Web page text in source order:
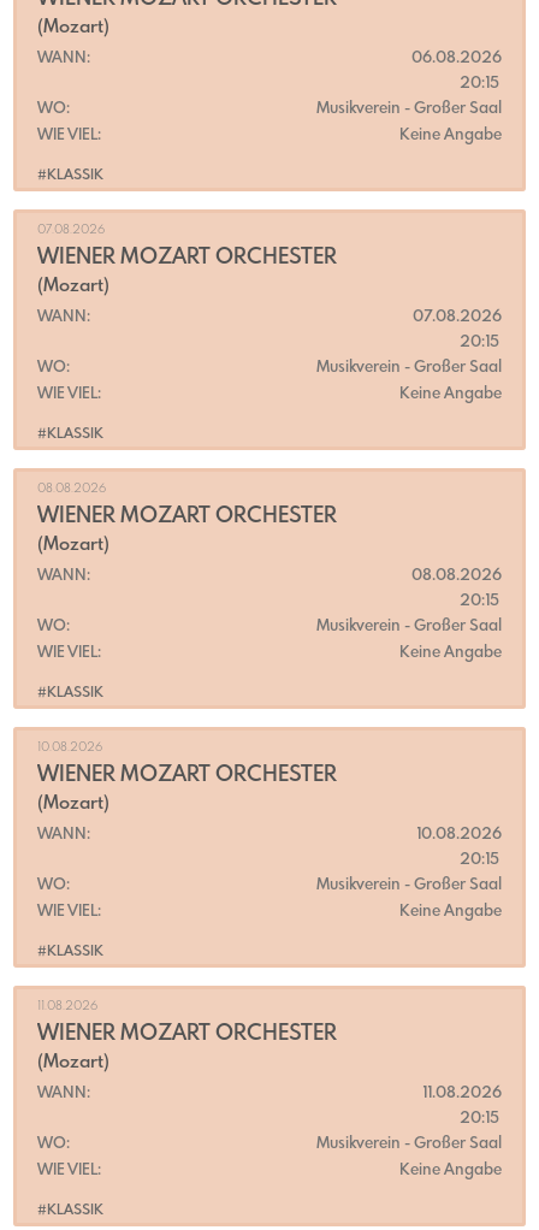
#KLASSIK
(Mozart)
WANN:
06.08.2026
20:15
WO:
Musikverein - Großer Saal
WIE VIEL:
Keine Angabe
#KLASSIK
07.08.2026
WIENER MOZART ORCHESTER
(Mozart)
WANN:
07.08.2026
20:15
WO:
Musikverein - Großer Saal
WIE VIEL:
Keine Angabe
#KLASSIK
08.08.2026
WIENER MOZART ORCHESTER
(Mozart)
WANN:
08.08.2026
20:15
WO:
Musikverein - Großer Saal
WIE VIEL:
Keine Angabe
#KLASSIK
10.08.2026
WIENER MOZART ORCHESTER
(Mozart)
WANN:
10.08.2026
20:15
WO:
Musikverein - Großer Saal
WIE VIEL:
Keine Angabe
#KLASSIK
11.08.2026
WIENER MOZART ORCHESTER
(Mozart)
WANN:
11.08.2026
20:15
WO:
Musikverein - Großer Saal
WIE VIEL:
Keine Angabe